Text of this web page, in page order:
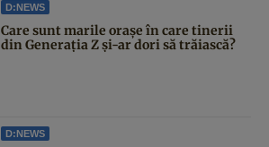
D:NEWS
Care sunt marile orașe în care tinerii
din Generația Z și-ar dori să trăiască?
D:NEWS